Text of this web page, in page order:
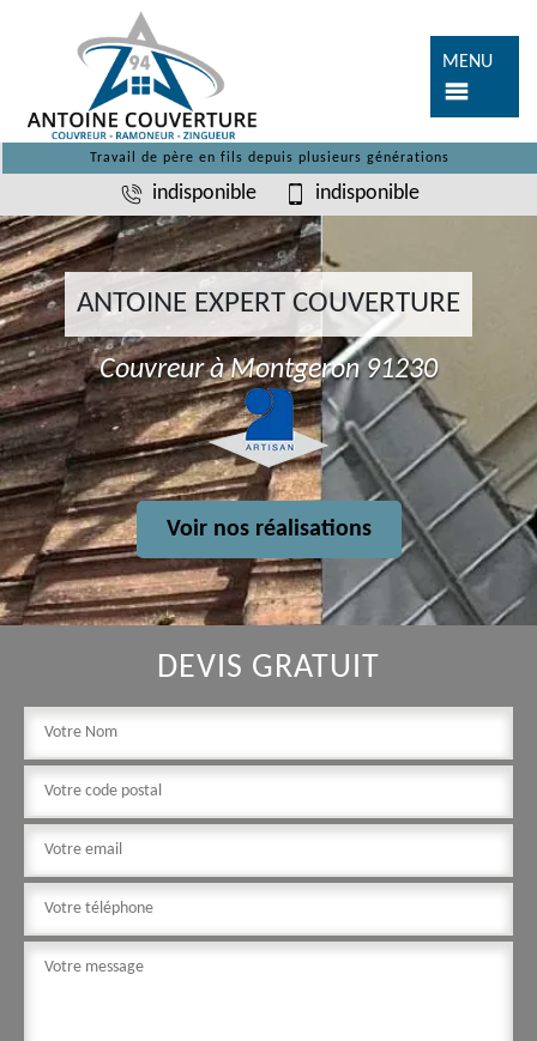
MENU
Travail de père en fils depuis plusieurs générations
indisponible indisponible
ANTOINE EXPERT COUVERTURE
Couvreur à Montgeron 91230
Voir nos réalisations
DEVIS GRATUIT